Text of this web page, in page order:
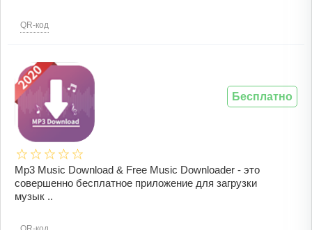
QR-код
Mp3 Music Download & Free Music Downloader - это
совершенно бесплатное приложение для загрузки
музык ..
Бесплатно